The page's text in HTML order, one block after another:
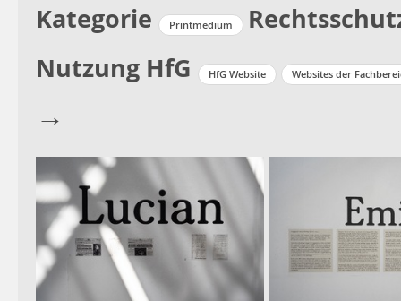
Kategorie Printmedium
Nutzung HfG
HfG Website Websites der
→